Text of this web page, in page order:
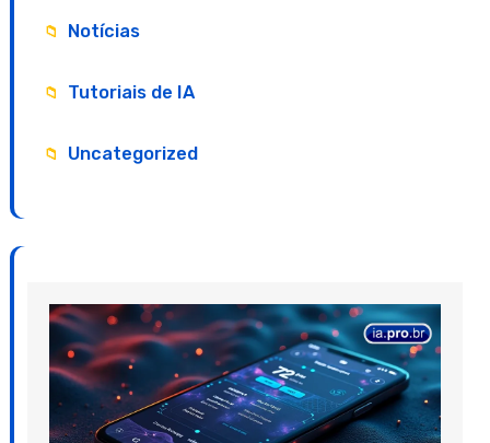
Notícias
Tutoriais de IA
Uncategorized